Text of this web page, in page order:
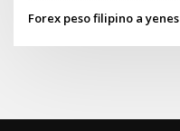
Forex peso filipino a yenes